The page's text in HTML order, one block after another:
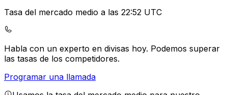
Tasa del mercado medio a las 22:52 UTC
Habla con un experto en divisas hoy. Podemos superar
las tasas de los competidores.
Programar una llamada